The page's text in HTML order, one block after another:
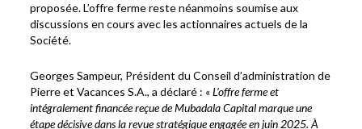
proposée. L’offre ferme reste néanmoins soumise aux
discussions en cours avec les actionnaires actuels de la
Société.
Georges Sampeur, Président du Conseil d’administration de
Pierre et Vacances S.A., a déclaré : «L’offre ferme et
intégralement financée reçue de Mubadala Capital marque une
étape décisive dans la revue stratégique engagée en juin 2025. À